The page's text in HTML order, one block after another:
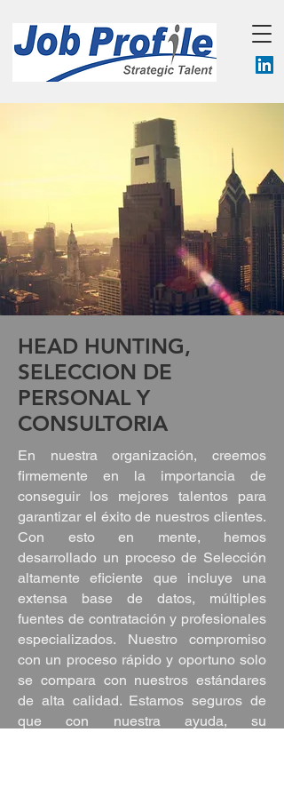
HEAD HUNTING,
SELECCION DE
PERSONAL Y
CONSULTORIA
En nuestra organización, creemos
firmemente en la importancia de
conseguir los mejores talentos para
garantizar el éxito de nuestros clientes.
Con esto en mente, hemos
desarrollado un proceso de Selección
altamente eficiente que incluye una
extensa base de datos, múltiples
fuentes de contratación y profesionales
especializados. Nuestro compromiso
con un proceso rápido y oportuno solo
se compara con nuestros estándares
de alta calidad. Estamos seguros de
que con nuestra ayuda, su